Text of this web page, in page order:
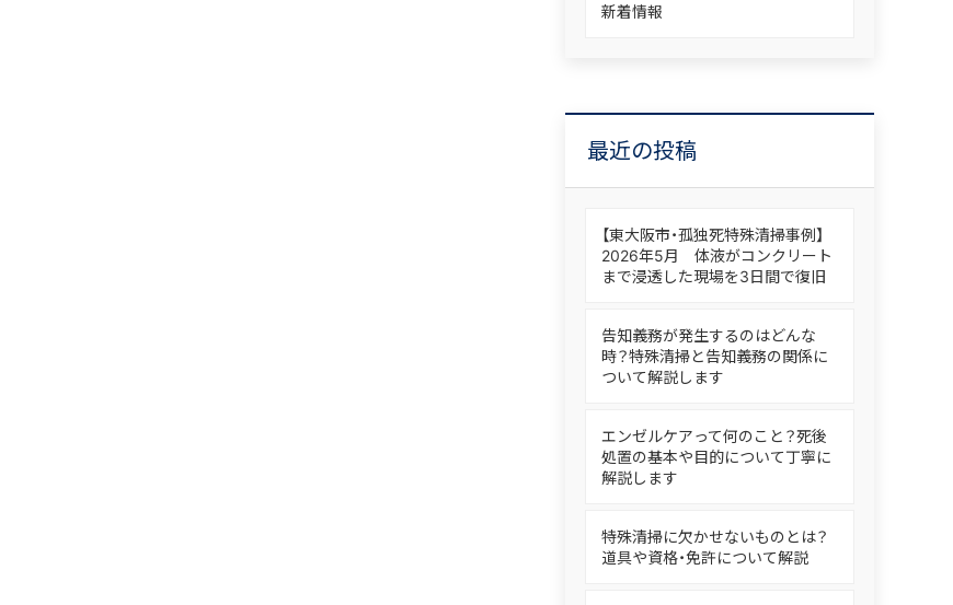
新着情報
最近の投稿
【東大阪市・孤独死特殊清掃事例】
2026年5月 体液がコンクリート
まで浸透した現場を3日間で復旧
告知義務が発生するのはどんな
時？特殊清掃と告知義務の関係に
ついて解説します
エンゼルケアって何のこと？死後
処置の基本や目的について丁寧に
解説します
特殊清掃に欠かせないものとは？
道具や資格・免許について解説